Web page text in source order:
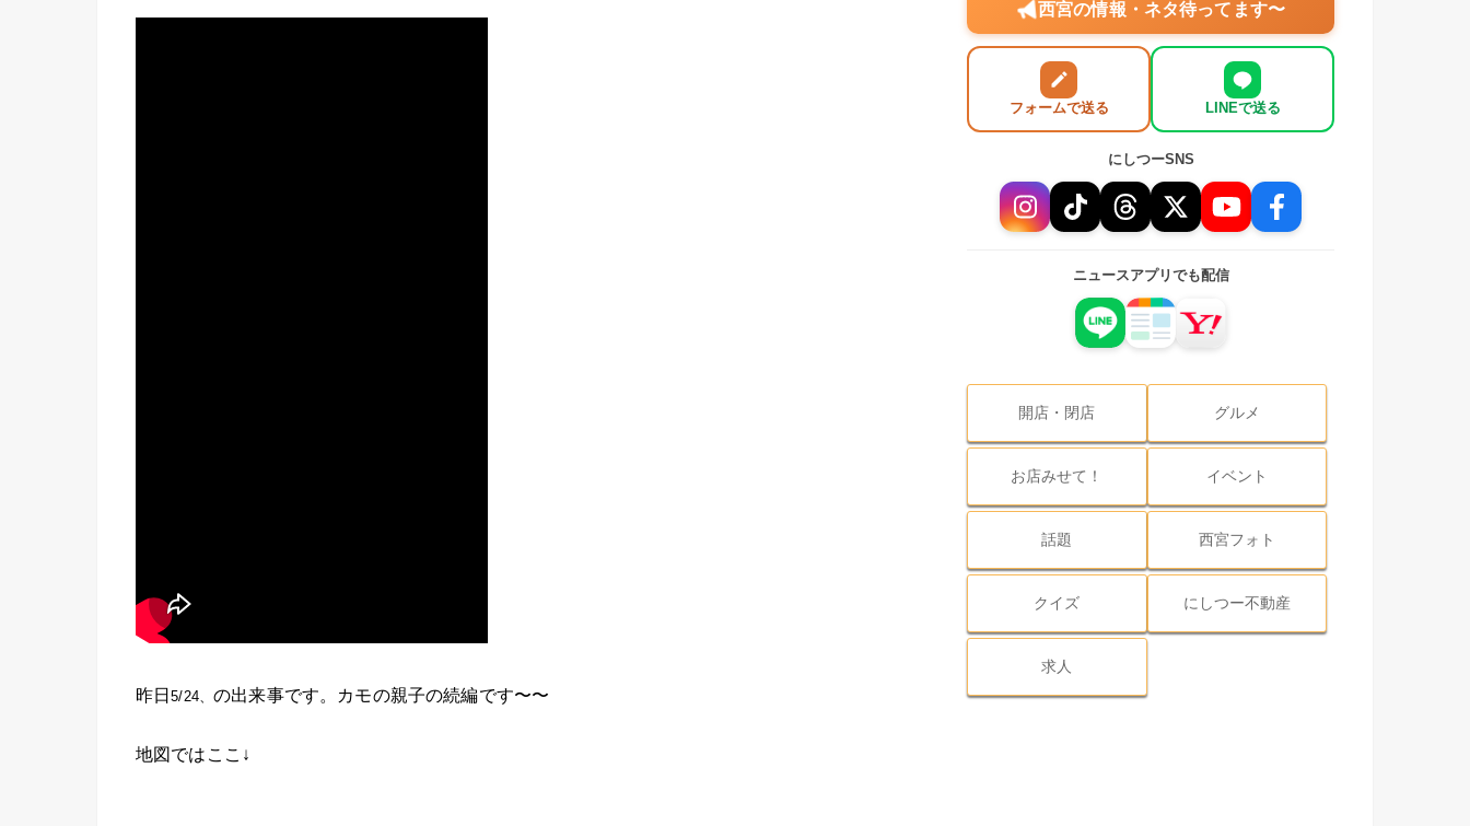
昨日5/24、の出来事です。カモの親子の続編です〜〜
地図ではここ↓
西宮の情報・ネタ待ってます〜
フォームで送る LINEで送る
にしつーSNS
ニュースアプリでも配信
開店・閉店 グルメ
お店みせて！ イベント
話題 西宮フォト
クイズ にしつー不動産
求人